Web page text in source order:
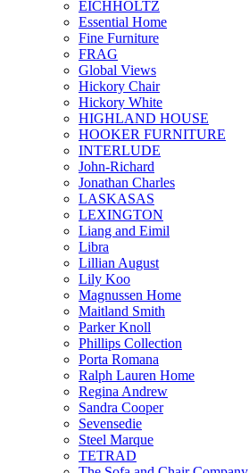
EICHHOLTZ
Essential Home
Fine Furniture
FRAG
Global Views
Hickory Chair
Hickory White
HIGHLAND HOUSE
HOOKER FURNITURE
INTERLUDE
John-Richard
Jonathan Charles
LASKASAS
LEXINGTON
Liang and Eimil
Libra
Lillian August
Lily Koo
Magnussen Home
Maitland Smith
Parker Knoll
Phillips Collection
Porta Romana
Ralph Lauren Home
Regina Andrew
Sandra Cooper
Sevensedie
Steel Marque
TETRAD